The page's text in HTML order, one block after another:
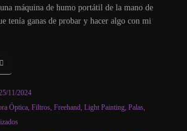
máquina de humo portátil de la mano de
tenía ganas de probar y hacer algo con mi
11/2024
Óptica, Filtros, Freehand, Light Painting, Palas,